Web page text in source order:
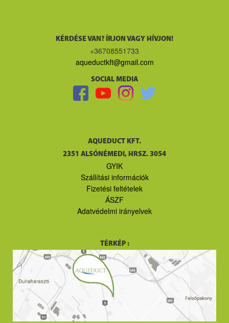
KÉRDÉSE VAN? ÍRJON VAGY HÍVJON!
+36708551733
aqueductkft@gmail.com
SOCIAL MEDIA
AQUEDUCT KFT.
2351 ALSÓNÉMEDI, HRSZ. 3054
GYIK
Szállítási információk
Fizetési feltételek
ÁSZF
Adatvédelmi irányelvek
TÉRKÉP :